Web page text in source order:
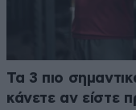
Τα 3 πιο
κάνετε αν είστε